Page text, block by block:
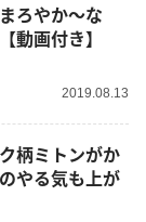
ろやか～な
動画付き】
2019.08.13
柄ミトンがか
やる気も上が